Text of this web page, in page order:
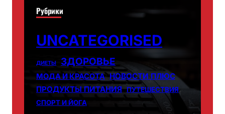
Рубрики
UNCATEGORISED
ДИЕТЫ ЗДОРОВЬЕ
МОДА И КРАСОТА НОВОСТИ ПЛЮС
ПРОДУКТЫ ПИТАНИЯ ПУТЕШЕСТВИЯ
СПОРТ И ЙОГА